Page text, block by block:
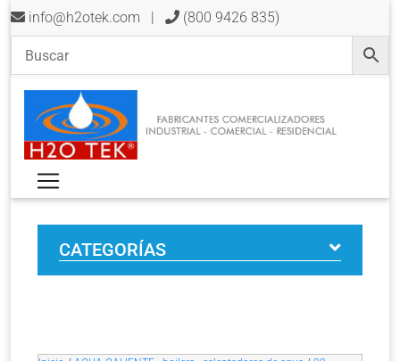
info@h2otek.com | (800 9426 835)
CATEGORÍAS